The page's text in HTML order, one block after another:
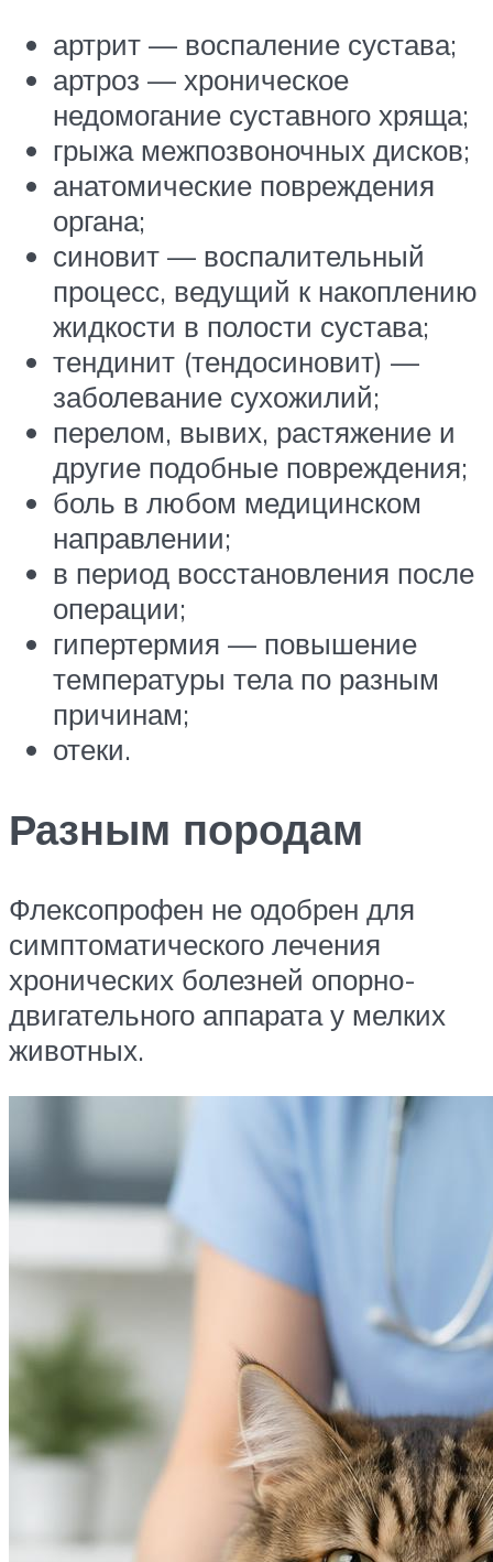
артрит — воспаление сустава;
артроз — хроническое
недомогание суставного хряща;
грыжа межпозвоночных дисков;
анатомические повреждения
органа;
синовит — воспалительный
процесс, ведущий к накоплению
жидкости в полости сустава;
тендинит (тендосиновит) —
заболевание сухожилий;
перелом, вывих, растяжение и
другие подобные повреждения;
боль в любом медицинском
направлении;
в период восстановления после
операции;
гипертермия — повышение
температуры тела по разным
причинам;
отеки.
Разным породам
Флексопрофен не одобрен для
симптоматического лечения
хронических болезней опорно-
двигательного аппарата у мелких
животных.